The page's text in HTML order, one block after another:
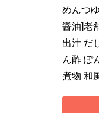
めんつ
醤油]老
出汁 だ
ん酢 ぽ
煮物 和